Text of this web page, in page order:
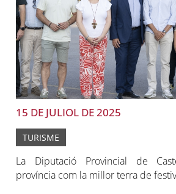
15 DE JULIOL DE 2025
TURISME
La Diputació Provincial de
província com la millor terra de